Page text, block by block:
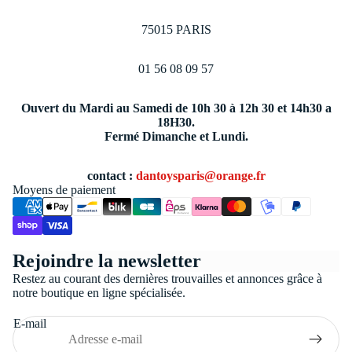
75015 PARIS
01 56 08 09 57
Ouvert du Mardi au Samedi de 10h 30 à 12h 30 et 14h30 a
18H30.
Fermé Dimanche et Lundi.
contact : dantoysparis@orange.fr
Moyens de paiement
Rejoindre la newsletter
Restez au courant des dernières trouvailles et annonces grâce à
notre boutique en ligne spécialisée.
E-mail
Conditions générales de vente
Coordonnées
Politique d’expédition